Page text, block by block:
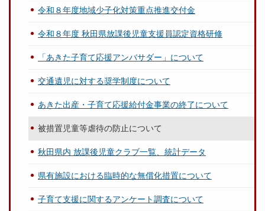
令和８年度地域少子化対策重点推進交付金
令和８年度 秋田県放課後児童支援員認定資格研修
「あきた子育て応援アンバサダー」について
交通遺児に対する奨学制度について
あきた出産・子育て応援給付金事業の終了について
被措置児童等虐待の防止について
秋田県内 放課後児童クラブ一覧、統計データ
県有施設における臨時的な無償化措置について
子育て支援に関するアンケート調査について